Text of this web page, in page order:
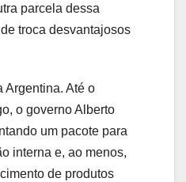
parcela dessa
troca desvantajosos
Argentina. Até o
o governo Alberto
um pacote para
interna e, ao menos,
de produtos